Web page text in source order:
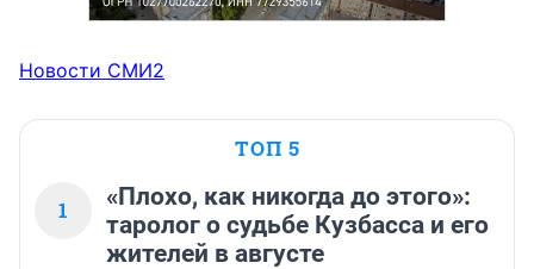
Новости СМИ2
ТОП 5
1
«Плохо, как никогда до этого»:
таролог о судьбе Кузбасса и его
жителей в августе